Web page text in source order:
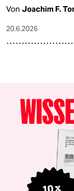
Von Joachim F.
20.6.2026